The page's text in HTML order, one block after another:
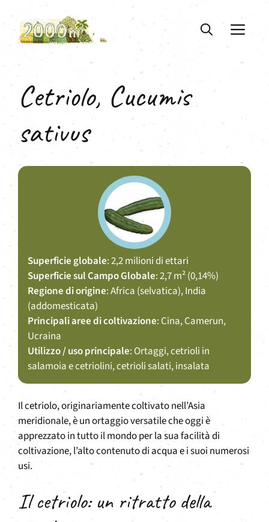
contenuto
Cetriolo, Cucumis
sativus
Superficie globale: 2,2 milioni di ettari
Superficie sul Campo Globale: 2,7 m² (0,14%)
Regione di origine: Africa (selvatica), India
(addomesticata)
Principali aree di coltivazione: Cina, Camerun,
Ucraina
Utilizzo / uso principale: Ortaggi, cetrioli in
salamoia e cetriolini, cetrioli salati, insalata
Il cetriolo, originariamente coltivato nell’Asia
meridionale, è un ortaggio versatile che oggi è
apprezzato in tutto il mondo per la sua facilità di
coltivazione, l’alto contenuto di acqua e i suoi numerosi
usi.
Il cetriolo: un ritratto della